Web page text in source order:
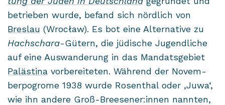
be­trie­ben wurde, be­fand sich nörd­lich von
Bres­lau (Wrocław). Es bot eine Al­ter­na­ti­ve zu
Hachs­cha­ra-​Gütern, die jü­di­sche Ju­gend­li­che
auf eine Aus­wan­de­rung in das Man­dats­ge­biet
Pa­läs­ti­na vor­be­rei­te­ten. Wäh­rend der No­vem­
ber­po­gro­me 1938 wurde Ro­sen­thal oder ,Juwa‘,
wie ihn an­de­re Groß-​Breesener:innen nann­ten,